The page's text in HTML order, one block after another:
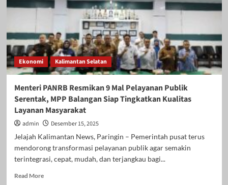
Polres,
Dorong
Pangan
Daerah
Ekonomi Kalimantan Selatan
Menteri PANRB Resmikan 9 Mal Pelayanan Publik
Serentak, MPP Balangan Siap Tingkatkan Kualitas
Layanan Masyarakat
admin
Desember 15, 2025
Jelajah Kalimantan News, Paringin – Pemerintah pusat terus
mendorong transformasi pelayanan publik agar semakin
terintegrasi, cepat, mudah, dan terjangkau bagi...
Read MoreRead